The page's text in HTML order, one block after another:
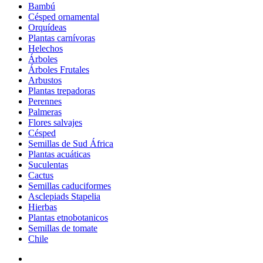
Bambú
Césped ornamental
Orquídeas
Plantas carnívoras
Helechos
Árboles
Árboles Frutales
Arbustos
Plantas trepadoras
Perennes
Palmeras
Flores salvajes
Césped
Semillas de Sud África
Plantas acuáticas
Suculentas
Cactus
Semillas caduciformes
Asclepiads Stapelia
Hierbas
Plantas etnobotanicos
Semillas de tomate
Chile